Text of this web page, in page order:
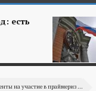
есть
на участие в праймериз ...